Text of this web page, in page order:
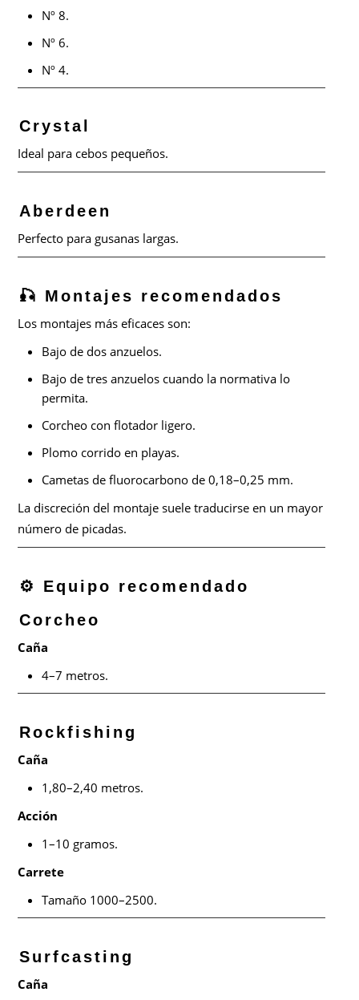
Nº 8.
Nº 6.
Nº 4.
Crystal
Ideal para cebos pequeños.
Aberdeen
Perfecto para gusanas largas.
🎣 Montajes recomendados
Los montajes más eficaces son:
Bajo de dos anzuelos.
Bajo de tres anzuelos cuando la normativa lo
permita.
Corcheo con flotador ligero.
Plomo corrido en playas.
Cametas de fluorocarbono de 0,18–0,25 mm.
La discreción del montaje suele traducirse en un mayor
número de picadas.
⚙️ Equipo recomendado
Corcheo
Caña
4–7 metros.
Rockfishing
Caña
1,80–2,40 metros.
Acción
1–10 gramos.
Carrete
Tamaño 1000–2500.
Surfcasting
Caña